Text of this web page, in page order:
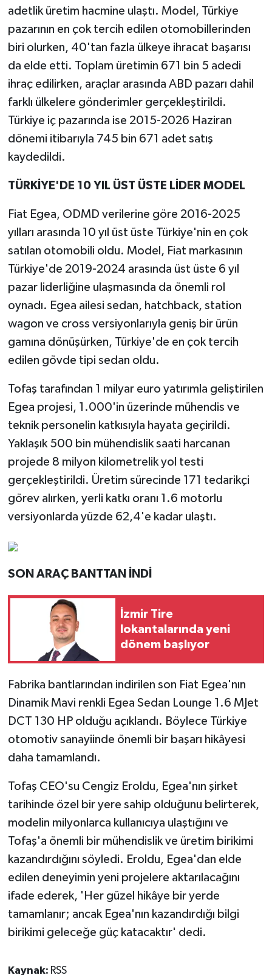
adetlik üretim hacmine ulaştı. Model, Türkiye
pazarının en çok tercih edilen otomobillerinden
biri olurken, 40'tan fazla ülkeye ihracat başarısı
da elde etti. Toplam üretimin 671 bin 5 adedi
ihraç edilirken, araçlar arasında ABD pazarı dahil
farklı ülkelere gönderimler gerçekleştirildi.
Türkiye iç pazarında ise 2015-2026 Haziran
dönemi itibarıyla 745 bin 671 adet satış
kaydedildi.
TÜRKİYE'DE 10 YIL ÜST ÜSTE LİDER MODEL
Fiat Egea, ODMD verilerine göre 2016-2025
yılları arasında 10 yıl üst üste Türkiye'nin en çok
satılan otomobili oldu. Model, Fiat markasının
Türkiye'de 2019-2024 arasında üst üste 6 yıl
pazar liderliğine ulaşmasında da önemli rol
oynadı. Egea ailesi sedan, hatchback, station
wagon ve cross versiyonlarıyla geniş bir ürün
gamına dönüşürken, Türkiye'de en çok tercih
edilen gövde tipi sedan oldu.
Tofaş tarafından 1 milyar euro yatırımla geliştirilen
Egea projesi, 1.000'in üzerinde mühendis ve
teknik personelin katkısıyla hayata geçirildi.
Yaklaşık 500 bin mühendislik saati harcanan
projede 8 milyon kilometrelik yol testi
gerçekleştirildi. Üretim sürecinde 171 tedarikçi
görev alırken, yerli katkı oranı 1.6 motorlu
versiyonlarda yüzde 62,4'e kadar ulaştı.
SON ARAÇ BANTTAN İNDİ
İzmir Tire
lokantalarında yeni
dönem başlıyor
Fabrika bantlarından indirilen son Fiat Egea'nın
Dinamik Mavi renkli Egea Sedan Lounge 1.6 MJet
DCT 130 HP olduğu açıklandı. Böylece Türkiye
otomotiv sanayiinde önemli bir başarı hikâyesi
daha tamamlandı.
Tofaş CEO'su Cengiz Eroldu, Egea'nın şirket
tarihinde özel bir yere sahip olduğunu belirterek,
modelin milyonlarca kullanıcıya ulaştığını ve
Tofaş'a önemli bir mühendislik ve üretim birikimi
kazandırdığını söyledi. Eroldu, Egea'dan elde
edilen deneyimin yeni projelere aktarılacağını
ifade ederek, 'Her güzel hikâye bir yerde
tamamlanır; ancak Egea'nın kazandırdığı bilgi
birikimi geleceğe güç katacaktır' dedi.
Kaynak: RSS